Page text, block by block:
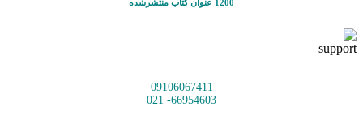
1200 عنوان کتاب منتشرشده
09106067411
66954603- 021